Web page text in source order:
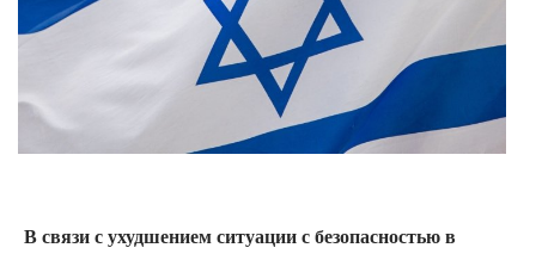
В связи с ухудшением ситуации с безопасностью в